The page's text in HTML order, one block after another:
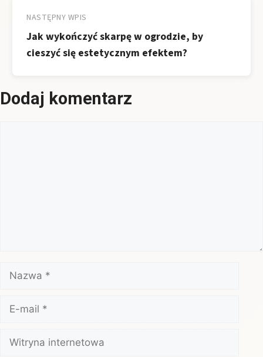
NASTĘPNY WPIS
Jak wykończyć skarpę w ogrodzie, by
cieszyć się estetycznym efektem?
Dodaj komentarz
Nazwa
mail
Witryna
internetowa